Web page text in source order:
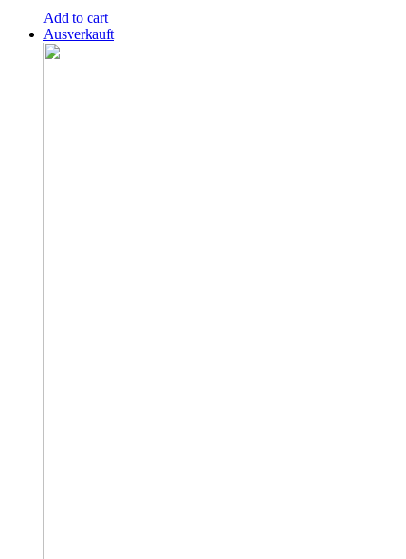
Add to cart
Ausverkauft